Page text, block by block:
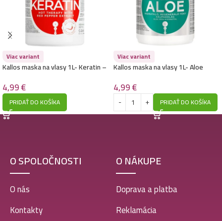
Viac variant
Kallos maska na vlasy 1L- Keratin –
4,99€
PRIDAŤ DO KOŠÍKA
Viac variant
Kallos maska na vlasy 1L- Aloe
4,99€
PRIDAŤ DO KOŠÍKA
O SPOLOČNOSTI
O nás
Kontakty
O NÁKUPE
Doprava a platba
Reklamácia